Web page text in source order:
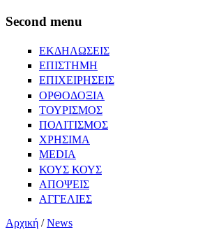
Second menu
ΕΚΔΗΛΩΣΕΙΣ
ΕΠΙΣΤΗΜΗ
ΕΠΙΧΕΙΡΗΣΕΙΣ
ΟΡΘΟΔΟΞΙΑ
ΤΟΥΡΙΣΜΟΣ
ΠΟΛΙΤΙΣΜΟΣ
ΧΡΗΣΙΜΑ
MEDIA
ΚΟΥΣ ΚΟΥΣ
ΑΠΟΨΕΙΣ
ΑΓΓΕΛΙΕΣ
Αρχική /News